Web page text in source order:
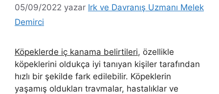
05/09/2022 yazar Irk ve Davranış Uzmanı Melek
Demirci
Köpeklerde iç kanama belirtileri, özellikle
köpeklerini oldukça iyi tanıyan kişiler tarafından
hızlı bir şekilde fark edilebilir. Köpeklerin
yaşamış oldukları travmalar, hastalıklar ve